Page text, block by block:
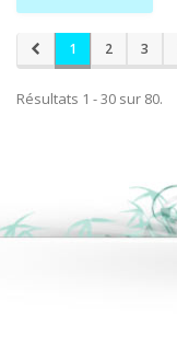
1 2 3
Résultats 1 - 30 sur 80.